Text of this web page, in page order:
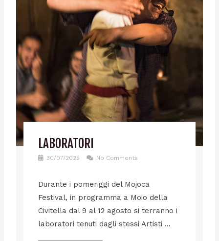
LABORATORI
30/07/2025 No Comments
Durante i pomeriggi del Mojoca
Festival, in programma a Moio della
Civitella dal 9 al 12 agosto si terranno i
laboratori tenuti dagli stessi Artisti ...